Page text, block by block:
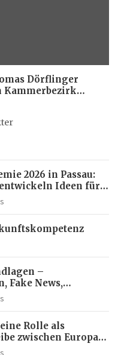
Dörflinger
Kammerbezirk
2026 in Passau:
Ideen für
–
Fake News,
| dpa-Akademie
Rolle als
zwischen Europa